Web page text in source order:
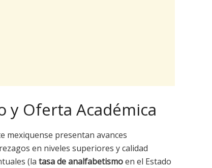
y Oferta Académica
mexiquense presentan avances
en niveles superiores y calidad
(la tasa de analfabetismoen el Estado